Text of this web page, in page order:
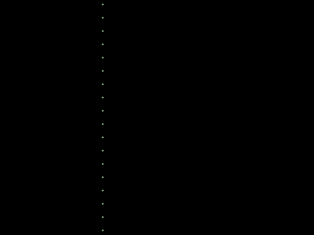
・
・
・
・
・
・
・
・
・
・
・
・
・
・
・
・
・
・